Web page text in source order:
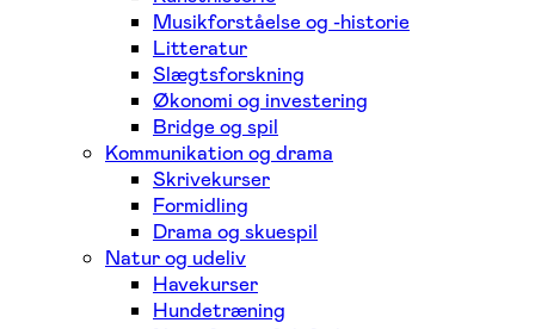
Musikforståelse og -historie
Litteratur
Slægtsforskning
Økonomi og investering
Bridge og spil
Kommunikation og drama
Skrivekurser
Formidling
Drama og skuespil
Natur og udeliv
Havekurser
Hundetræning